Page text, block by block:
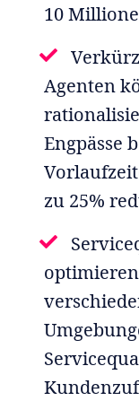
10
Agenten
Engpässe
zu 25%